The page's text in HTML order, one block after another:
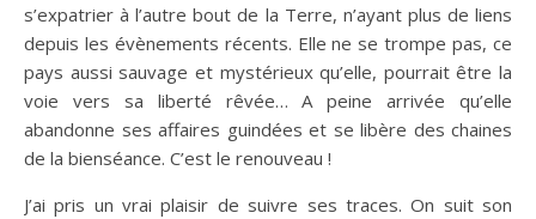
s’expatrier à l’autre bout de la Terre, n’ayant plus de liens
depuis les évènements récents. Elle ne se trompe pas, ce
pays aussi sauvage et mystérieux qu’elle, pourrait être la
voie vers sa liberté rêvée… A peine arrivée qu’elle
abandonne ses affaires guindées et se libère des chaines
de la bienséance. C’est le renouveau !
J’ai pris un vrai plaisir de suivre ses traces. On suit son